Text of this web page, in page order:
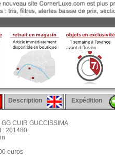
Description Expédition
CUIR GUCCISSIMA
: 201480
euros